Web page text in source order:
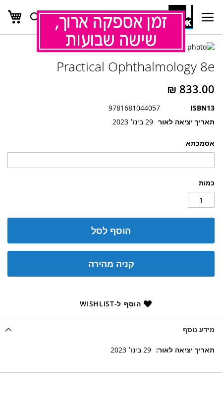
Skip
Content
חפש
אסמכתא
כמות
הוסף לסל
קניה מהירה
הוסף ל-WISHLIST
Practical Ophthalmology 8e
ISBN13
9781681044057
תאריך יציאה לאור 29 בינו׳ 2023
לדלג
של
תמונות
להתחלה
גלריית
תמונות
מידע נוסף
מידע
29 בינו׳ 2023